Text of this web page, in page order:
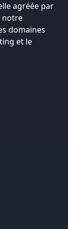
agréée par
notre
domaines
et le